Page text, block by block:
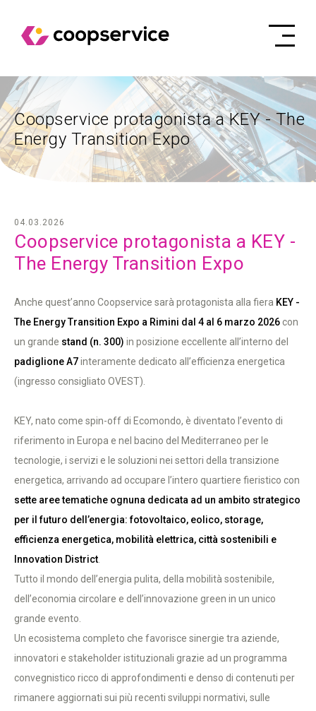
Coopservice protagonista a KEY - The
Energy Transition Expo
Coopservice protagonista a KEY -
The Energy Transition Expo
04.03.2026
Anche quest’anno Coopservice sarà protagonista alla fiera KEY -
The Energy Transition Expo a Rimini dal 4 al 6 marzo 2026con
un grande stand (n. 300) in posizione eccellente all’interno del
padiglione A7interamente dedicato all’efficienza energetica
(ingresso consigliato OVEST).
KEY, nato come spin-off di Ecomondo, è diventato l’evento di
riferimento in Europa e nel bacino del Mediterraneo per le
tecnologie, i servizi e le soluzioni nei settori della transizione
energetica, arrivando ad occupare l’intero quartiere fieristico con
sette aree tematiche ognuna dedicata ad un ambito strategico
per il futuro dell’energia: fotovoltaico, eolico, storage,
efficienza energetica, mobilità elettrica, città sostenibili e
Innovation District
Tutto il mondo dell’energia pulita, della mobilità sostenibile,
dell’economia circolare e dell’innovazione green in un unico
grande evento.
Un ecosistema completo che favorisce sinergie tra aziende,
innovatori e stakeholder istituzionali grazie ad un programma
convegnistico ricco di approfondimenti e denso di contenuti per
rimanere aggiornati sui più recenti sviluppi normativi, sulle